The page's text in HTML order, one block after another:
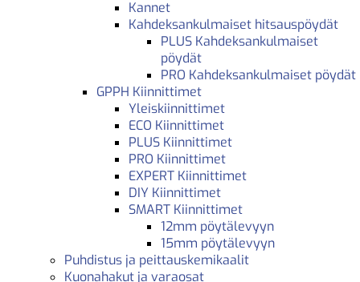
Kannet
Kahdeksankulmaiset hitsauspöydät
PLUS Kahdeksankulmaiset
pöydät
PRO Kahdeksankulmaiset pöydät
GPPH Kiinnittimet
Yleiskiinnittimet
ECO Kiinnittimet
PLUS Kiinnittimet
PRO Kiinnittimet
EXPERT Kiinnittimet
DIY Kiinnittimet
SMART Kiinnittimet
12mm pöytälevyyn
15mm pöytälevyyn
Puhdistus ja peittauskemikaalit
Kuonahakut ja varaosat